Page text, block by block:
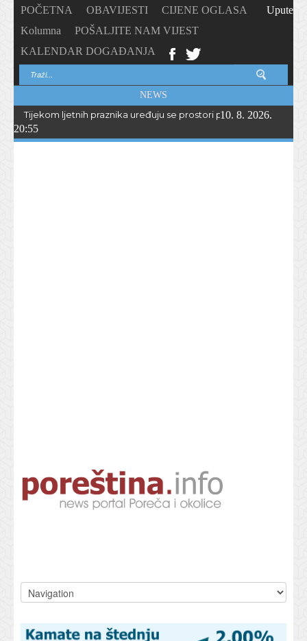
POČETNA OBAVIJESTI
CIJENE OGLASA
Kolumna
POŠALJITE NAM VIJEST
KALENDAR DOGAĐANJA
Upute
NEWS
Tijekom ljetnih praznika uređuju se prostori porečkih osnovnih
10. 8. 2026.
20:55